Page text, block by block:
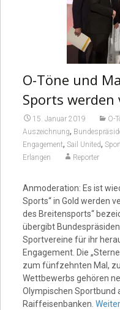
O-Töne und
Sports werden
15. Januar 2019 O-
Auszeichnung,
Engagement, Sail United,
Erlangen
Reporter
Anmoderation: Es ist
Sports“ in Gold werden
des Breitensports“
übergibt
Sportvereine für ihr
Engagement. Die
zum fünfzehnten Mal,
Wettbewerbs gehören
Olympischen Sportbund
Raiffeisenbanken. Weiter